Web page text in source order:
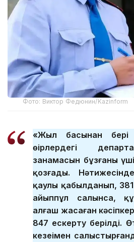
Фото: Виктор Федюнин/Kazinform
«Жыл басынан бері
өңірлердегі
заңнамасын бұзғаны
қозғады.
қаулы қабылданып, 381
айыппұл салынса,
алғаш жасаған
847 ескерту берілді.
кезеңімен